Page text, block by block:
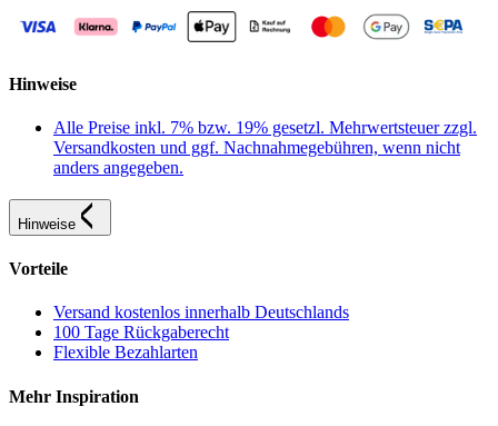
Hinweise
Alle Preise inkl. 7% bzw. 19% gesetzl. Mehrwertsteuer zzgl.
Versandkosten und ggf. Nachnahmegebühren, wenn nicht
anders angegeben.
Hinweise
Vorteile
Versand kostenlos innerhalb Deutschlands
100 Tage Rückgaberecht
Flexible Bezahlarten
Mehr Inspiration